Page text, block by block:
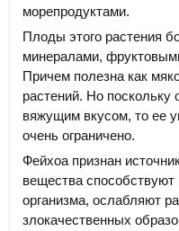
морепродуктами.
Плоды этого растения
минералами,
Причем полезна как
растений. Но поскольку
вяжущим вкусом, то ее
очень ограничено.
Фейхоа признан
вещества
организма, ослабляют
злокачественных